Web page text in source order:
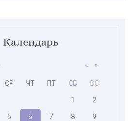
Календарь
« »
СР ЧТ ПТ СБ ВС
1 2
5 6 7 8 9